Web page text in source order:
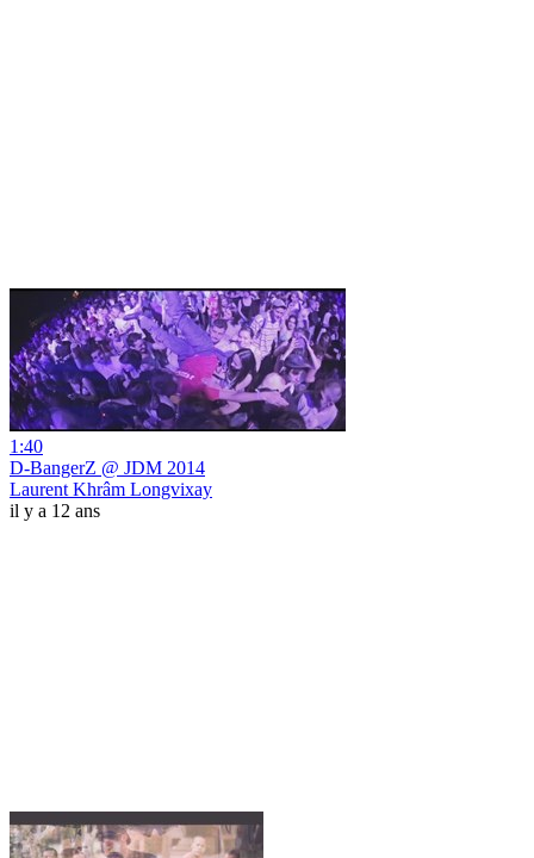
1:40
D-BangerZ @ JDM 2014
Laurent Khrâm Longvixay
il y a 12 ans